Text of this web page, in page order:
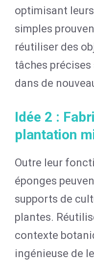
optimisant
simples
réutiliser des
tâches
dans de
Idée 2 :
plantation
Outre leur
éponges
supports de
plantes.
contexte
ingénieuse de